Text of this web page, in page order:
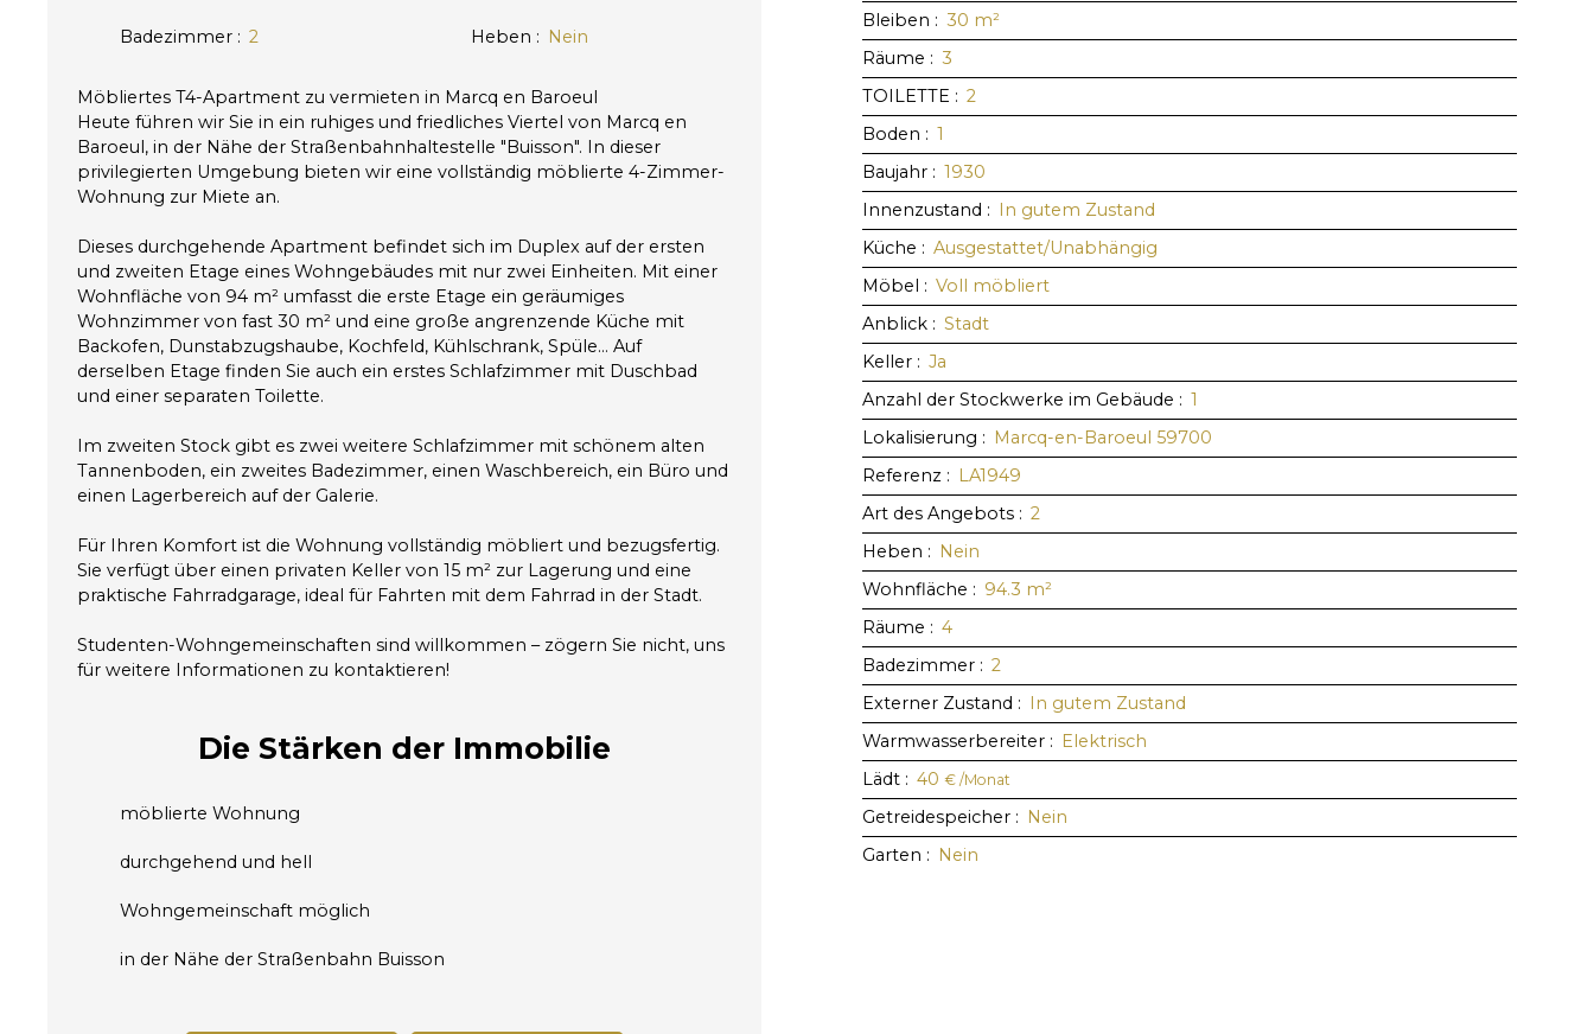
Badezimmer : 2 Heben : Nein
Möbliertes T4-Apartment zu vermieten in Marcq en Baroeul
Heute führen wir Sie in ein ruhiges und friedliches Viertel von Marcq en
Baroeul, in der Nähe der Straßenbahnhaltestelle "Buisson". In dieser
privilegierten Umgebung bieten wir eine vollständig möblierte 4-Zimmer-
Wohnung zur Miete an.
Dieses durchgehende Apartment befindet sich im Duplex auf der ersten
und zweiten Etage eines Wohngebäudes mit nur zwei Einheiten. Mit einer
Wohnfläche von 94 m² umfasst die erste Etage ein geräumiges
Wohnzimmer von fast 30 m² und eine große angrenzende Küche mit
Backofen, Dunstabzugshaube, Kochfeld, Kühlschrank, Spüle… Auf
derselben Etage finden Sie auch ein erstes Schlafzimmer mit Duschbad
und einer separaten Toilette.
Im zweiten Stock gibt es zwei weitere Schlafzimmer mit schönem alten
Tannenboden, ein zweites Badezimmer, einen Waschbereich, ein Büro und
einen Lagerbereich auf der Galerie.
Für Ihren Komfort ist die Wohnung vollständig möbliert und bezugsfertig.
Sie verfügt über einen privaten Keller von 15 m² zur Lagerung und eine
praktische Fahrradgarage, ideal für Fahrten mit dem Fahrrad in der Stadt.
Studenten-Wohngemeinschaften sind willkommen – zögern Sie nicht, uns
für weitere Informationen zu kontaktieren!
Die Stärken der Immobilie
möblierte Wohnung
durchgehend und hell
Wohngemeinschaft möglich
in der Nähe der Straßenbahn Buisson
Bleiben : 30 m²
Räume : 3
TOILETTE : 2
Boden : 1
Baujahr : 1930
Innenzustand : In gutem Zustand
Küche : Ausgestattet/Unabhängig
Möbel : Voll möbliert
Anblick : Stadt
Keller : Ja
Anzahl der Stockwerke im Gebäude : 1
Lokalisierung : Marcq-en-Baroeul 59700
Referenz : LA1949
Art des Angebots : 2
Heben : Nein
Wohnfläche : 94.3 m²
Räume : 4
Badezimmer : 2
Externer Zustand : In gutem Zustand
Warmwasserbereiter : Elektrisch
Lädt : 40 € /Monat
Getreidespeicher : Nein
Garten : Nein